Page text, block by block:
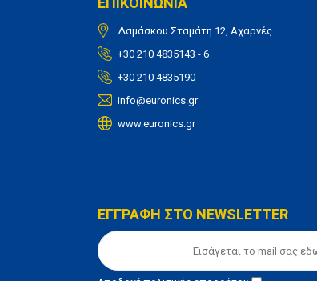
Δαμάσκου Σταμάτη 12, Αχαρνές
+30 210 4835143 - 6
+30 210 4835190
info@euronics.gr
www.euronics.gr
ΕΓΓΡΑΦΗ ΣΤΟ NEWSLETTER